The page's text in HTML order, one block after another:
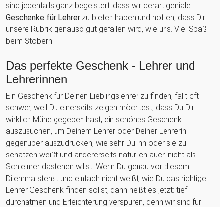
sind jedenfalls ganz begeistert, dass wir derart geniale
Geschenke für Lehrer zu bieten haben und hoffen, dass Dir
unsere Rubrik genauso gut gefallen wird, wie uns. Viel Spaß
beim Stöbern!
Das perfekte Geschenk - Lehrer und
Lehrerinnen
Ein Geschenk für Deinen Lieblingslehrer zu finden, fällt oft
schwer, weil Du einerseits zeigen möchtest, dass Du Dir
wirklich Mühe gegeben hast, ein schönes Geschenk
auszusuchen, um Deinem Lehrer oder Deiner Lehrerin
gegenüber auszudrücken, wie sehr Du ihn oder sie zu
schätzen weißt und andererseits natürlich auch nicht als
Schleimer dastehen willst. Wenn Du genau vor diesem
Dilemma stehst und einfach nicht weißt, wie Du das richtige
Lehrer Geschenk finden sollst, dann heißt es jetzt: tief
durchatmen und Erleichterung verspüren, denn wir sind für